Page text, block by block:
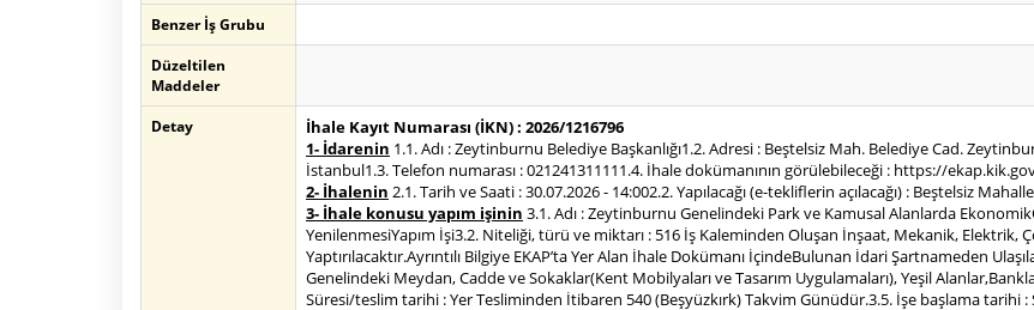
Benzer İş Grubu
Düzeltilen
Maddeler
Detay
İhale Kayıt Numarası (İKN) : 2026/1216796
1- İdarenin 1.1. Adı : Zeytinburnu Belediye Başkanlığı1.2. Adresi : Beştelsiz Mah. Belediye Cad.
İstanbul1.3. Telefon numarası : 021241311111.4. İhale dokümanının görülebileceği : https://
2- İhalenin 2.1. Tarih ve Saati : 30.07.2026 - 14:002.2. Yapılacağı (e-tekliflerin açılacağı) : Beştelsiz
3- İhale konusu yapım işinin 3.1. Adı : Zeytinburnu Genelindeki Park ve Kamusal Alanlarda
YenilenmesiYapım İşi3.2. Niteliği, türü ve miktarı : 516 İş Kaleminden Oluşan İnşaat, Mekanik, Elektrik,
Yaptırılacaktır.Ayrıntılı Bilgiye EKAP’ta Yer Alan İhale Dokümanı İçindeBulunan İdari Şartnameden
Genelindeki Meydan, Cadde ve Sokaklar(Kent Mobilyaları ve Tasarım Uygulamaları), Yeşil
Süresi/teslim tarihi : Yer Tesliminden İtibaren 540 (Beşyüzkırk) Takvim Günüdür.3.5. İşe başlama tarihi